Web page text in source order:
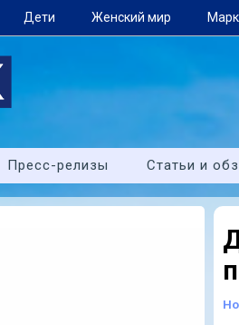
Дети Женский мир
Пресс-релизы Статьи и